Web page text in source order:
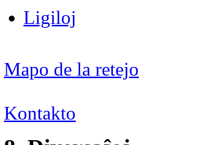
Ligiloj
Mapo de la retejo
Kontakto